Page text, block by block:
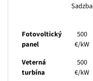
Sadzba
Fotovoltický
panel
500
€/kW
Veterná
turbína
500
€/kW